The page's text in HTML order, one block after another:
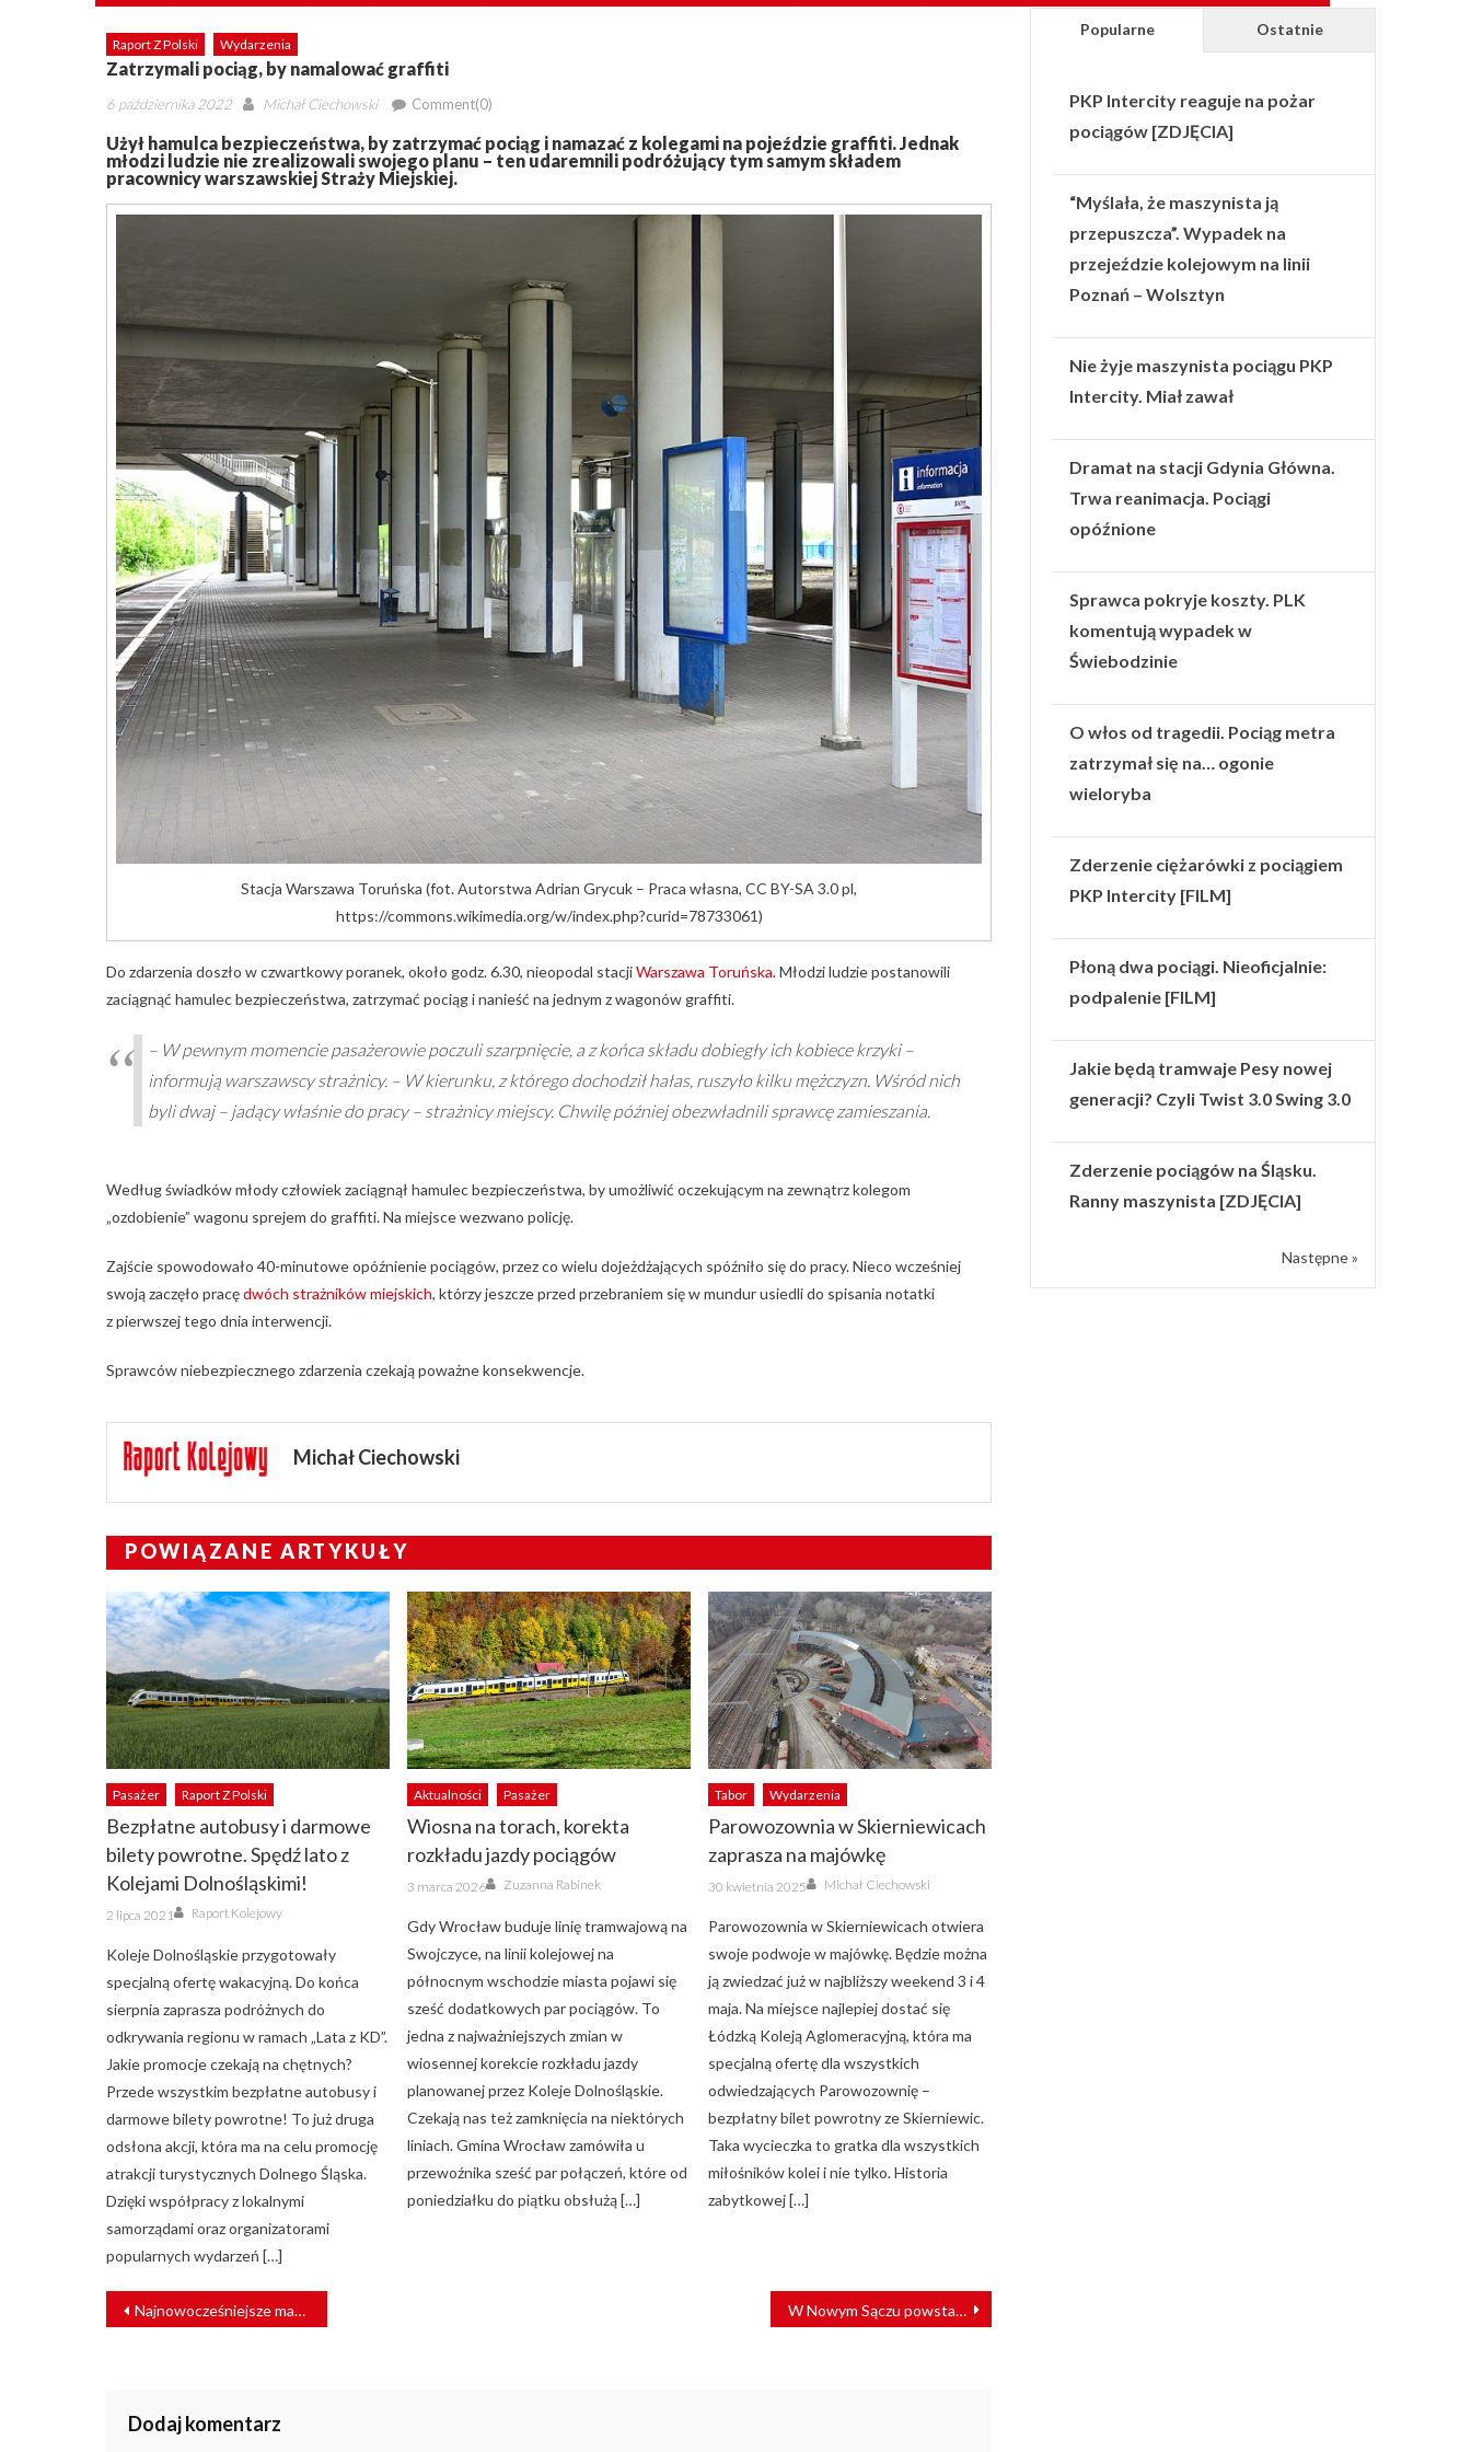
Raport Z Polski Wydarzenia
Zatrzymali pociąg, by namalować graffiti
Posted
6 października 2022 Author
Michał Ciechowski Comment(0)
Użył hamulca bezpieczeństwa, by zatrzymać pociąg i namazać z kolegami na pojeździe graffiti. Jednak
młodzi ludzie nie zrealizowali swojego planu – ten udaremnili podróżujący tym samym składem
pracownicy warszawskiej Straży Miejskiej.
Stacja Warszawa Toruńska (fot. Autorstwa Adrian Grycuk – Praca własna, CC BY-SA 3.0 pl,
https://commons.wikimedia.org/w/index.php?curid=78733061)
Do zdarzenia doszło w czwartkowy poranek, około godz. 6.30, nieopodal stacjiWarszawa Toruńska. Młodzi ludzie postanowili
zaciągnąć hamulec bezpieczeństwa, zatrzymać pociąg i nanieść na jednym z wagonów graffiti.
– W pewnym momencie pasażerowie poczuli szarpnięcie, a z końca składu dobiegły ich kobiece krzyki –
informują warszawscy strażnicy. – W kierunku, z którego dochodził hałas, ruszyło kilku mężczyzn. Wśród nich
byli dwaj – jadący właśnie do pracy – strażnicy miejscy. Chwilę później obezwładnili sprawcę zamieszania.
Według świadków młody człowiek zaciągnął hamulec bezpieczeństwa, by umożliwić oczekującym na zewnątrz kolegom
„ozdobienie” wagonu sprejem do graffiti. Na miejsce wezwano policję.
Zajście spowodowało 40-minutowe opóźnienie pociągów, przez co wielu dojeżdżających spóźniło się do pracy. Nieco wcześniej
swoją zaczęło pracędwóch strażników miejskich, którzy jeszcze przed przebraniem się w mundur usiedli do spisania notatki
z pierwszej tego dnia interwencji.
Sprawców niebezpiecznego zdarzenia czekają poważne konsekwencje.
Michał Ciechowski
POWIĄZANE ARTYKUŁY
Pasażer Raport Z Polski
Bezpłatne autobusy i darmowe
bilety powrotne. Spędź lato z
Kolejami Dolnośląskimi!
Posted
on
2 lipca 2021 Author
Raport Kolejowy
Koleje Dolnośląskie przygotowały
specjalną ofertę wakacyjną. Do końca
sierpnia zaprasza podróżnych do
odkrywania regionu w ramach „Lata z KD”.
Jakie promocje czekają na chętnych?
Przede wszystkim bezpłatne autobusy i
darmowe bilety powrotne! To już druga
odsłona akcji, która ma na celu promocję
atrakcji turystycznych Dolnego Śląska.
Dzięki współpracy z lokalnymi
samorządami oraz organizatorami
popularnych wydarzeń […]
Aktualności Pasażer
Wiosna na torach, korekta
rozkładu jazdy pociągów
Posted
on
3 marca 2026 Author
Zuzanna Rabinek
Gdy Wrocław buduje linię tramwajową na
Swojczyce, na linii kolejowej na
północnym wschodzie miasta pojawi się
sześć dodatkowych par pociągów. To
jedna z najważniejszych zmian w
wiosennej korekcie rozkładu jazdy
planowanej przez Koleje Dolnośląskie.
Czekają nas też zamknięcia na niektórych
liniach. Gmina Wrocław zamówiła u
przewoźnika sześć par połączeń, które od
poniedziałku do piątku obsłużą […]
Tabor Wydarzenia
Parowozownia w Skierniewicach
zaprasza na majówkę
Posted
on
30 kwietnia 2025 Author
Michał Ciechowski
Parowozownia w Skierniewicach otwiera
swoje podwoje w majówkę. Będzie można
ją zwiedzać już w najbliższy weekend 3 i 4
maja. Na miejsce najlepiej dostać się
Łódzką Koleją Aglomeracyjną, która ma
specjalną ofertę dla wszystkich
odwiedzających Parowozownię –
bezpłatny bilet powrotny ze Skierniewic.
Taka wycieczka to gratka dla wszystkich
miłośników kolei i nie tylko. Historia
zabytkowej […]
NAWIGACJA
WPISU
Najnowocześniejsze maszyny torowe w zasobach PKP PLK W Nowym Sączu powstaną dwa przystanki kolejowe
Dodaj komentarz
Popularne Ostatnie
PKP Intercity reaguje na pożar
pociągów [ZDJĘCIA]
“Myślała, że maszynista ją
przepuszcza”. Wypadek na
przejeździe kolejowym na linii
Poznań – Wolsztyn
Nie żyje maszynista pociągu PKP
Intercity. Miał zawał
Dramat na stacji Gdynia Główna.
Trwa reanimacja. Pociągi
opóźnione
Sprawca pokryje koszty. PLK
komentują wypadek w
Świebodzinie
O włos od tragedii. Pociąg metra
zatrzymał się na… ogonie
wieloryba
Zderzenie ciężarówki z pociągiem
PKP Intercity [FILM]
Płoną dwa pociągi. Nieoficjalnie:
podpalenie [FILM]
Jakie będą tramwaje Pesy nowej
generacji? Czyli Twist 3.0 Swing 3.0
Zderzenie pociągów na Śląsku.
Ranny maszynista [ZDJĘCIA]
Następne »